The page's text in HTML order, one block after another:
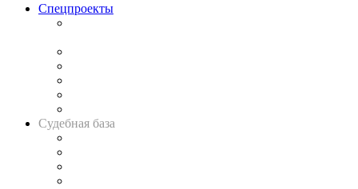
Спецпроекты
Судебная база